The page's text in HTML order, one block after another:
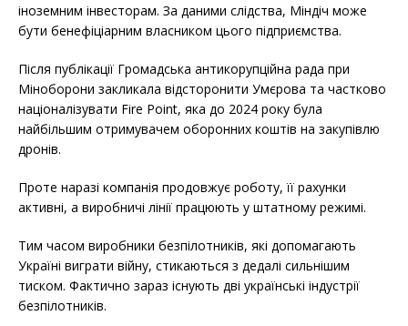
іноземним інвесторам. За даними слідства, Міндіч може
бути бенефіціарним власником цього підприємства.
Після публікації Громадська антикорупційна рада при
Міноборони закликала відсторонити Умєрова та частково
націоналізувати Fire Point, яка до 2024 року була
найбільшим отримувачем оборонних коштів на закупівлю
дронів.
Проте наразі компанія продовжує роботу, її рахунки
активні, а виробничі лінії працюють у штатному режимі.
Тим часом виробники безпілотників, які допомагають
Україні виграти війну, стикаються з дедалі сильнішим
тиском. Фактично зараз існують дві українські індустрії
безпілотників.